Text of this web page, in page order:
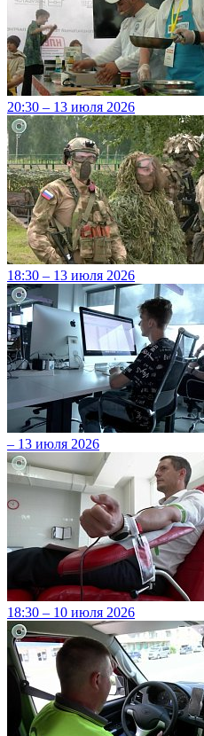
20:30 – 13 июля 2026
18:30 – 13 июля 2026
– 13 июля 2026
18:30 – 10 июля 2026